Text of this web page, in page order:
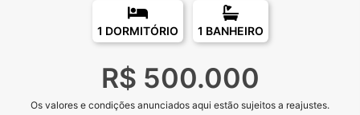
1 DORMITÓRIO 1 BANHEIRO
R$ 500.000
Os valores e condições anunciados aqui estão sujeitos a reajustes.